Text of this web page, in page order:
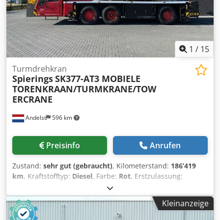
1 / 15
Andelst 596 km
Turmdrehkran
SpieringsSK377-AT3 MOBIELE
TORENKRAAN/TURMKRANE/TOW
ERCRANE
Preisinfo Anrufen
Zustand: sehr gut (gebraucht), Kilometerstand: 186’419
km, Kraftstofftyp: Diesel, Farbe: Rot, Erstzulassung:
ausziehbar, Baujahr:
Informationen Verwendungszweck: Bauwesen Technische
Informationen Zylinderzahl: 6 Motorhubraum: 9.186 cc
Antrieb: Rad Maße Abmessungen (L x B): 1345 x 260 cm
Kleinanzeige